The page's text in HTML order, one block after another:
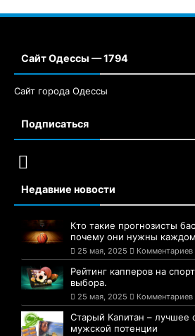
Сайт Одессы — 1794
Сайт города Одессы
Подписаться
Недавние новости
Кто такие прогнозисты
почему они нужны
25 мая, 2025 Комментариев
Рейтинг капперов на
выбора.
25 мая, 2025 Комментариев
Старый Капитан – лучшее
мужской потенции